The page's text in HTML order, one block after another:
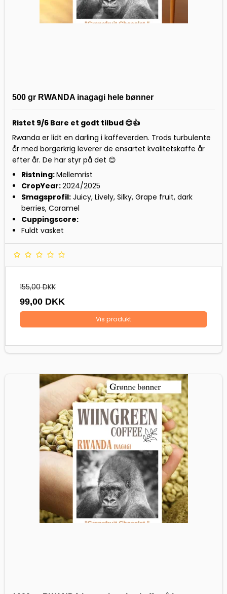
500 gr RWANDA inagagi hele bønner
Ristet 9/6 Bare et godt tilbud 😊👍
Rwanda er lidt en darling i kaffeverden. Trods turbulente
år med borgerkrig leverer de ensartet kvalitetskaffe år
efter år. De har styr på det 😊
Ristning:Mellemrist
CropYear:2024/2025
Smagsprofil:Juicy, Lively, Silky, Grape fruit, dark
berries, Caramel
Cuppingscore:
Fuldt vasket
155,00 DKK
99,00 DKK
Vis produkt